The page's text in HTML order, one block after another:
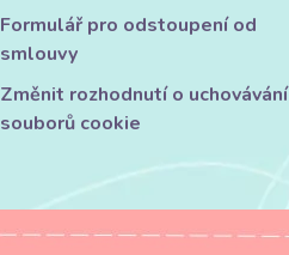
Formulář pro odstoupení od
smlouvy
Změnit rozhodnutí o uchovávání
souborů cookie